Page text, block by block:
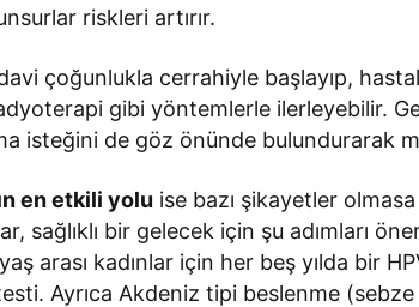
riskleri artırır.
çoğunlukla cerrahiyle başlayıp,
gibi yöntemlerle ilerleyebilir.
isteğini de göz önünde bulundurarak
en etkili yolu ise bazı şikayetler
sağlıklı bir gelecek için şu adımları
arası kadınlar için her beş yılda bir
Ayrıca Akdeniz tipi beslenme (sebze